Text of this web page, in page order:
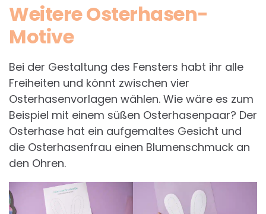
Weitere Osterhasen-
Motive
Bei der Gestaltung des Fensters habt ihr alle
Freiheiten und könnt zwischen vier
Osterhasenvorlagen wählen. Wie wäre es zum
Beispiel mit einem süßen Osterhasenpaar? Der
Osterhase hat ein aufgemaltes Gesicht und
die Osterhasenfrau einen Blumenschmuck an
den Ohren.